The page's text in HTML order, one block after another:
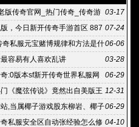
03-17
版传奇官网_热门传奇_传奇游
07-24
，今日新开传奇手游首区 887
06-06
奇私服元宝赌博规律和方法是什
03-28
容易有人喜欢乱讲
06-29
:0版本sf新开传奇世界私服网
传世世
12-31
《魔弦传说》竟然出自美版王
06-29
,当属椰子游戏股东柳岩、椰子
04-10
私服安全区自动张经验怎么修